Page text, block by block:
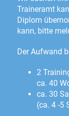
Traineramt
Diplom
kann, bitte
Der Aufwand
2
ca. 40
ca. 30
(ca. 4 -5